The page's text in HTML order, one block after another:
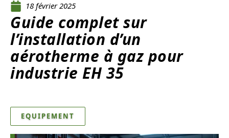
18 février 2025
Guide complet sur
l’installation d’un
aérotherme à gaz pour
industrie EH 35
EQUIPEMENT